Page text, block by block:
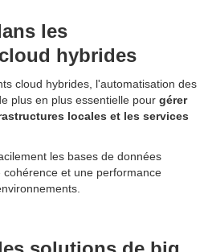
les
hybrides
cloud hybrides, l'automatisation des
plus en plus essentielle pour gérer
locales et les services
les bases de données
et une performance